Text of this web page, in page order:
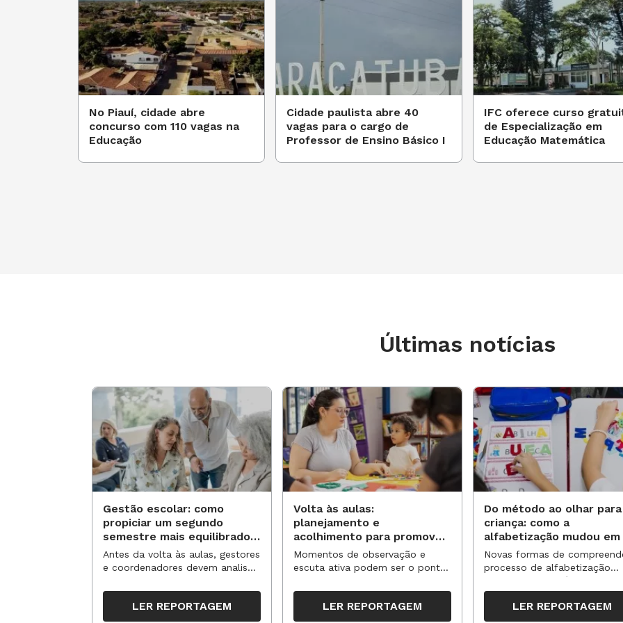
No Piauí, cidade abre
concurso com 110 vagas na
Educação
Cidade paulista abre 40
vagas para o cargo de
Professor de Ensino Básico I
IFC oferece curso
de Especialização em
Educação Matemática
Últimas notícias
Gestão escolar: como
propiciar um segundo
semestre mais equilibrado
para os professores?
Antes da volta às aulas, gestores
e coordenadores devem analisar
organizar ações para orientar o
trabalho pedagógico ao longo
do período
LER REPORTAGEM
Volta às aulas:
planejamento e
acolhimento para promover
novas aprendizagens
Momentos de observação e
escuta ativa podem ser o ponto
tempos, espaços e propostas no
segundo semestre
LER REPORTAGEM
Do método ao olhar para
criança: como a
alfabetização mudou em
anos?
Novas formas de
processo de alfabetização
influenciaram políticas e
práticas, transformando o
da leitura e da escrita
LER REPORTAGEM